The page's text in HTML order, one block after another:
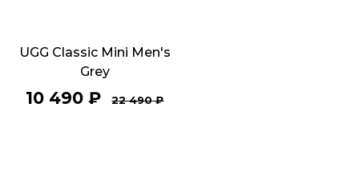
UGG Classic Mini Men's
Grey
10 490 ₽ 22 490₽